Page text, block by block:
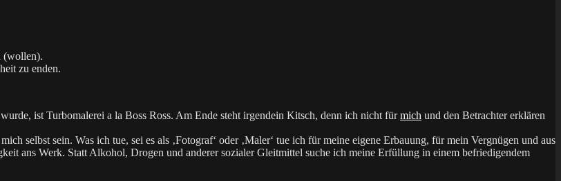
(wollen).
zu enden.
ist Turbomalerei a la Boss Ross. Am Ende steht irgendein Kitsch, denn ich nicht fürmich und den Betrachter erklären
selbst sein. Was ich tue, sei es als ‚Fotograf‘ oder ‚Maler‘ tue ich für meine eigene Erbauung, für mein Vergnügen und aus
ans Werk. Statt Alkohol, Drogen und anderer sozialer Gleitmittel suche ich meine Erfüllung in einem befriedigendem